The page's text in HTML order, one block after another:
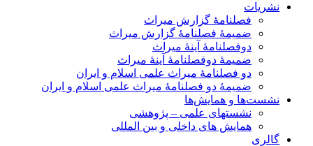
نشریات
فصلنامۀ گزارش میراث
ضمیمۀ فصلنامۀ گزارش میراث
دوفصلنامۀ آینۀ میراث
ضمیمۀ دوفصلنامۀ آینۀ میراث
دو فصلنامۀ میراث علمی اسلام و ایران
ضمیمۀ دو فصلنامۀ میراث علمی اسلام و ایران
نشست‌ها و همایش‌ها
نشستهای علمی – پژوهشی
همایش های داخلی و بین المللی
گالری